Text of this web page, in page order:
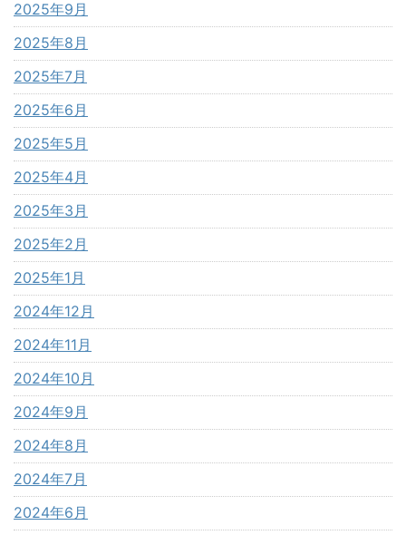
2025年9月
2025年8月
2025年7月
2025年6月
2025年5月
2025年4月
2025年3月
2025年2月
2025年1月
2024年12月
2024年11月
2024年10月
2024年9月
2024年8月
2024年7月
2024年6月